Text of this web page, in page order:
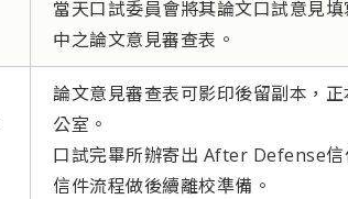
當天口試委員會將其論文口試意見
中之論文意見審查表。
論文意見審查表可影印後留副本，
公室。
口試完畢所辦寄出 After Defense信
信件流程做後續離校準備。